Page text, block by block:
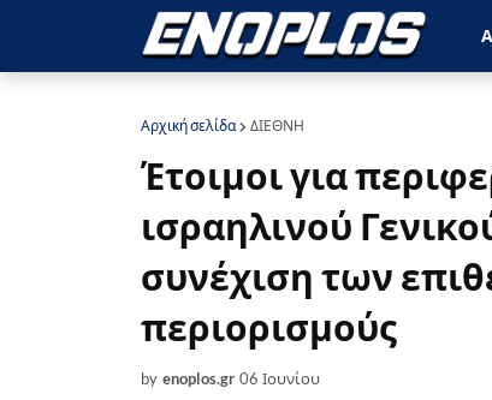
Αρχική σελίδα ΔΙΕΘΝΗ
Έτοιμοι για
ισραηλινού
συνέχιση των
περιορισμούς
by enoplos.gr 06 Ιουνίου